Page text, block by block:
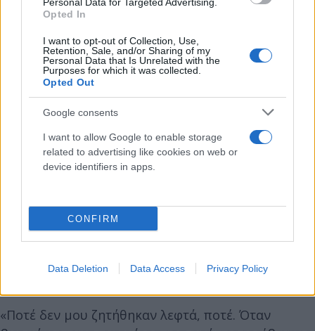
Opted In
I want to opt-out of Collection, Use,
Retention, Sale, and/or Sharing of my
Personal Data that Is Unrelated with the
Purposes for which it was collected.
Opted Out
Google consents
I want to allow Google to enable storage
related to advertising like cookies on web or
device identifiers in apps.
CONFIRM
Data Deletion Data Access Privacy Policy
Λεφτά δε ζήτησε ούτε και από μια άλλη οπαδό, αν
και έλαβε τελικά μερικά εμμέσως και συγκεκριμένα
μέσω του λευκού φακέλου που μοιράζεται κάθε
φορά μετά το τέλος της τελετής.
«Σώπα καλέ. Τι είναι αυτά που λες; Ζήτησαν ποτέ
λεφτά; Για το όνομα του Θεού. Πηγαίνω στο χωριό
του πατέρα μου, σε κάποιες κηδείες ή ένας γάμος
το καλαθάκι. Ό,τι θέλει ο καθένας. Ορισμένοι που
δεν έχουν ή που τσιγκουνεύονται βάζουν το χέρι
«Ποτέ δεν μου ζητήθηκαν λεφτά, ποτέ. Όταν